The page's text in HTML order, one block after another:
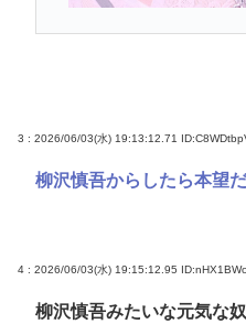
3 : 2026/06/03(水) 19:13:12.71
柳沢慎吾からしたら本望
4 : 2026/06/03(水) 19:15:12.95
柳沢慎吾みたいな元気な